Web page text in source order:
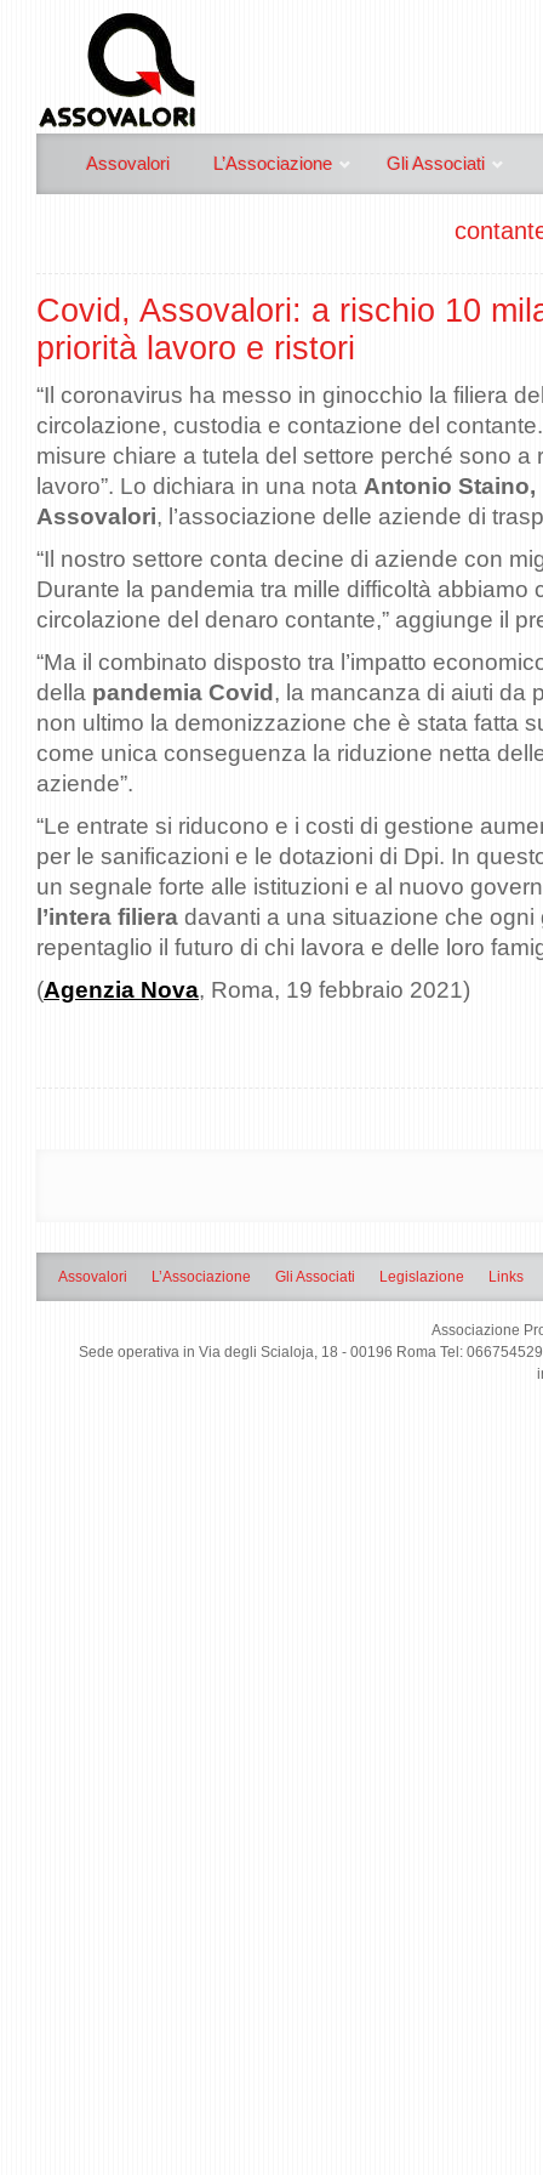
Assovalori L’Associazione Gli Associati
Covid, Assovalori: a rischio 10
priorità lavoro e ristori
“Il coronavirus ha messo in ginocchio la filiera
circolazione, custodia e contazione del
misure chiare a tutela del settore perché sono a
lavoro”. Lo dichiara in una nota Antonio
Assovalori, l’associazione delle aziende di
“Il nostro settore conta decine di aziende con
Durante la pandemia tra mille difficoltà abbiamo
circolazione del denaro contante,” aggiunge il
“Ma il combinato disposto tra l’impatto
della pandemia Covid , la mancanza di aiuti da
non ultimo la demonizzazione che è stata fatta
come unica conseguenza la riduzione netta
aziende”.
“Le entrate si riducono e i costi di gestione
per le sanificazioni e le dotazioni di Dpi. In
un segnale forte alle istituzioni e al nuovo
l’intera filiera davanti a una situazione che ogni
repentaglio il futuro di chi lavora e delle loro
(Agenzia Nova, Roma, 19 febbraio 2021)
Assovalori L’Associazione Gli Associati Legislazione Links
Associazione
Sede operativa in Via degli Scialoja, 18 - 00196 Roma Tel: